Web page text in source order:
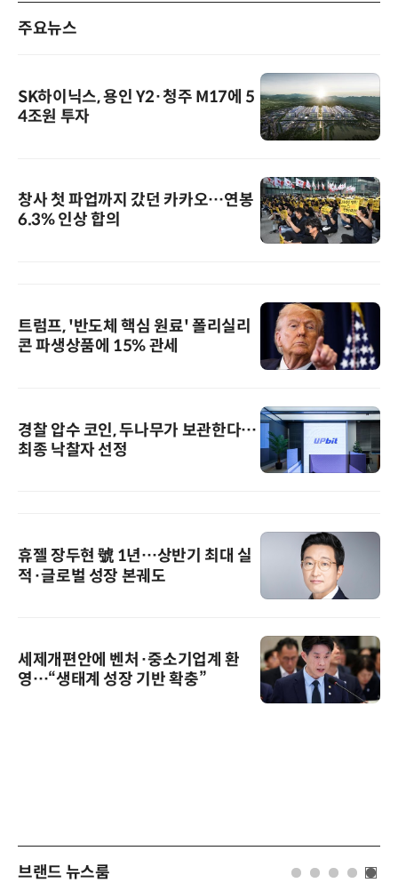
주요뉴스
SK하이닉스, 용인 Y2·청주 M17에 5
4조원 투자
창사 첫 파업까지 갔던 카카오…연봉
6.3% 인상 합의
트럼프, '반도체 핵심 원료' 폴리실리
콘 파생상품에 15% 관세
경찰 압수 코인, 두나무가 보관한다…
최종 낙찰자 선정
휴젤 장두현 號 1년…상반기 최대 실
적·글로벌 성장 본궤도
세제개편안에 벤처·중소기업계 환
영…“생태계 성장 기반 확충”
브랜드 뉴스룸